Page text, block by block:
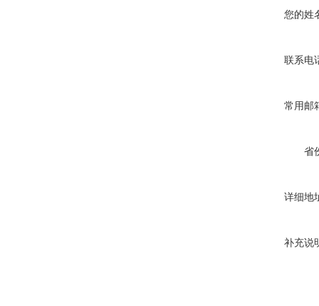
您的姓
联系电
常用邮
省
详细地
补充说